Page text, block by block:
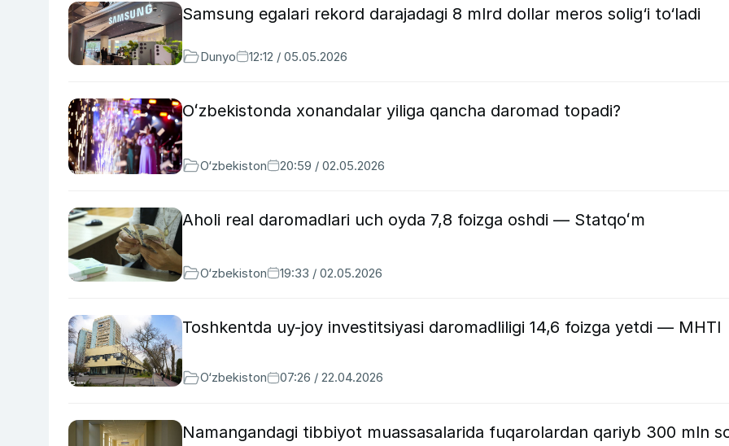
Samsung egalari rekord darajadagi 8 mlrd dollar meros solig‘i to‘ladi
Dunyo 12:12 / 05.05.2026
Oʻzbekistonda xonandalar yiliga qancha daromad topadi?
O‘zbekiston 20:59 / 02.05.2026
Aholi real daromadlari uch oyda 7,8 foizga oshdi — Statqoʻm
O‘zbekiston 19:33 / 02.05.2026
Toshkentda uy-joy investitsiyasi daromadliligi 14,6 foizga yetdi — MHTI
O‘zbekiston 07:26 / 22.04.2026
Namangandagi tibbiyot muassasalarida fuqarolardan qariyb 300 mln